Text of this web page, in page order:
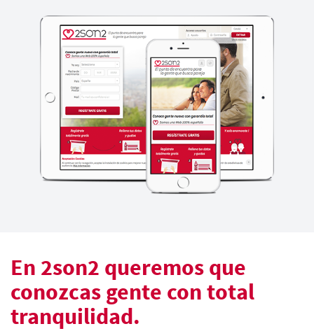
En 2son2 queremos que
conozcas gente con total
tranquilidad.